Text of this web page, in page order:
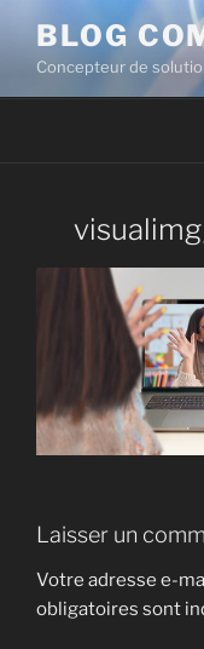
BLOG
Concepteur de
Laisser un
Votre adresse e-
obligatoires sont